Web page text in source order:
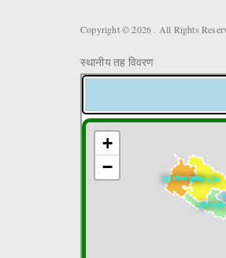
Copyright © 2026 . All Rights
स्थानीय तह विवरण